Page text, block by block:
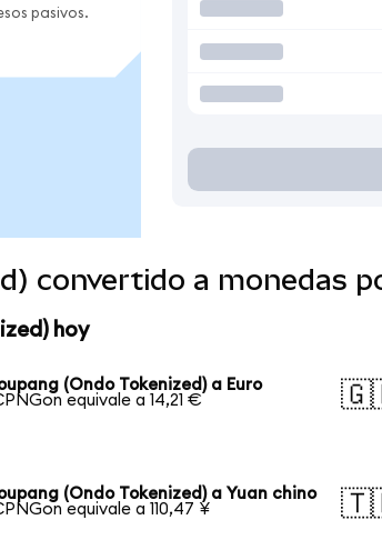
pasivos.
convertido a monedas
hoy
(Ondo Tokenized) a Euro
equivale a 14,21 €
(Ondo Tokenized) a Yuan chino
equivale a 110,47 ¥